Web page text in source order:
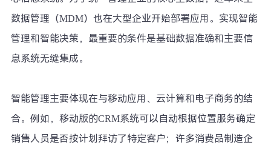
数据管理（MDM）也在大型企业开始部署应用。实现智能
管理和智能决策，最重要的条件是基础数据准确和主要信
息系统无缝集成。
智能管理主要体现在与移动应用、云计算和电子商务的结
合。例如，移动版的CRM系统可以自动根据位置服务确定
销售人员是否按计划拜访了特定客户；许多消费品制造企